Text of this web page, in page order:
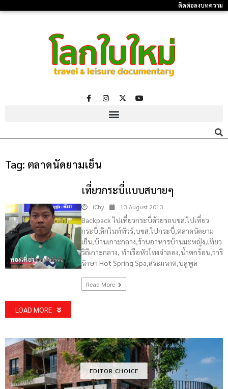
ติดต่อลงบทความ
Tag: ตลาดนัดยามเย็น
ท่องเที่ยว
เที่ยวกระบี่แบบสบายๆ
iChy 13 August 2013
Backpack ไปเที่ยวกระบี่ด้วยรถบขส.ไปเที่ยว
กระบี่,ลิกไนท์ทัวร์,บขส.ไปกระบี่,ตลาดนัดยาม
เย็น,บ้านเกาะกลาง,ร้านอาหารบ้านมะหญิง,เที่ยว
วิถีเกาะกลาง, ทำเรือหัวโทงจำลอง,น้ำตกร้อน,วารี
รักษา Hot Spring Spa,สระมรกต,บลูพูล
Read More
LOAD MORE
EDITOR CHOICE